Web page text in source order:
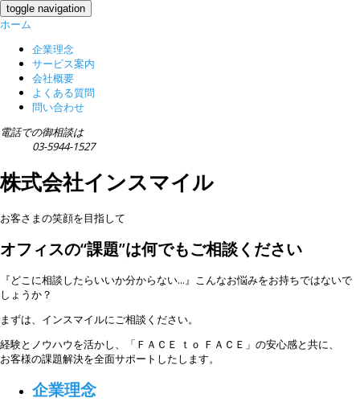
toggle navigation
ホーム
企業理念
サービス案内
会社概要
よくある質問
問い合わせ
電話での御相談は
03-5944-1527
株式会社インスマイル
お客さまの笑顔を目指して
オフィスの“課題”は何でもご相談ください
『どこに相談したらいいか分からない...』こんなお悩みをお持ちではないで
しょうか？
まずは、インスマイルにご相談ください。
経験とノウハウを活かし、「ＦＡＣＥ ｔｏ ＦＡＣＥ」の安心感と共に、
お客様の課題解決を全面サポートしたします。
企業理念